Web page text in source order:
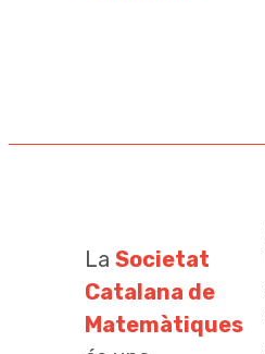
La Societat
Catalana de
Matemàtiques